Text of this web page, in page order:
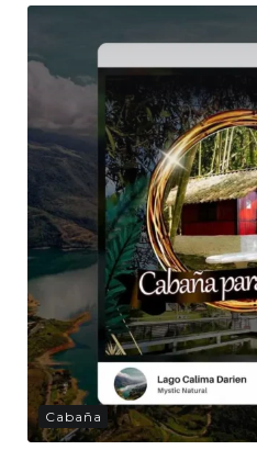
Cabaña